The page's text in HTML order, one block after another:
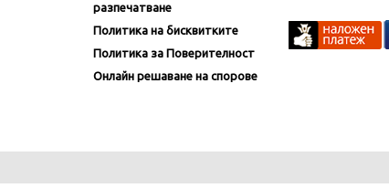
разпечатване
Политика на бисквитките
Политика за Поверителност
Онлайн решаване на спорове